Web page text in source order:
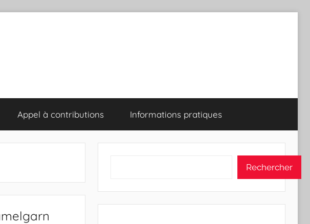
Appel à contributions Informations pratiques
Rechercher